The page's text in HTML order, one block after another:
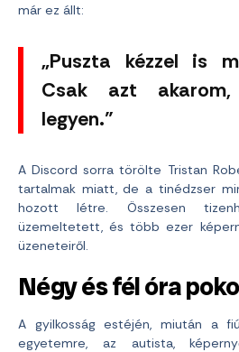
már ez állt:
„Puszta kézzel is
Csak azt
legyen.”
A Discord sorra törölte Tristan
tartalmak miatt, de a tinédzser
hozott létre. Összesen
üzemeltetett, és több ezer
üzeneteiről.
Négy és fél óra
A gyilkosság estéjén, miután a
egyetemre, az autista,